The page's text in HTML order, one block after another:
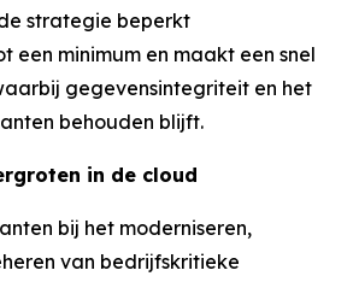
strategie beperkt
een minimum en maakt een snel
gegevensintegriteit en het
behouden blijft.
in de cloud
bij het moderniseren,
van bedrijfskritieke